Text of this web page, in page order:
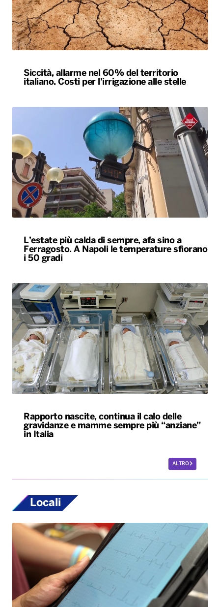
italiano. Costi per l’irrigazione alle stelle
L’estate più calda di sempre, afa sino a
Ferragosto. A Napoli le temperature sfiorano
i 50 gradi
Rapporto nascite, continua il calo delle
gravidanze e mamme sempre più “anziane”
in Italia
ALTRO
Locali
Bari, rubano dall’auto strumentazione
sanitaria dell’organizzazione Medici con
l’Africa Cuamm. L’appello: “Aiutateci”